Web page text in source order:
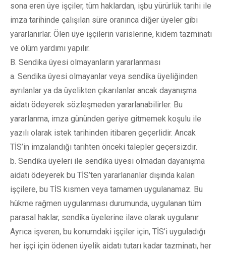
sona eren üye işçiler, tüm haklardan, işbu yürürlük tarihi ile
imza tarihinde çalışılan süre oranınca diğer üyeler gibi
yararlanırlar. Ölen üye işçilerin varislerine, kıdem tazminatı
ve ölüm yardımı yapılır.
B. Sendika üyesi olmayanların yararlanması
a. Sendika üyesi olmayanlar veya sendika üyeliğinden
ayrılanlar ya da üyelikten çıkarılanlar ancak dayanışma
aidatı ödeyerek sözleşmeden yararlanabilirler. Bu
yararlanma, imza gününden geriye gitmemek koşulu ile
yazılı olarak istek tarihinden itibaren geçerlidir. Ancak
TİS’in imzalandığı tarihten önceki talepler geçersizdir.
b. Sendika üyeleri ile sendika üyesi olmadan dayanışma
aidatı ödeyerek bu TİS’ten yararlananlar dışında kalan
işçilere, bu TİS kısmen veya tamamen uygulanamaz. Bu
hükme rağmen uygulanması durumunda, uygulanan tüm
parasal haklar, sendika üyelerine ilave olarak uygulanır.
Ayrıca işveren, bu konumdaki işçiler için, TİS’i uyguladığı
her işçi için ödenen üyelik aidatı tutarı kadar tazminatı, her